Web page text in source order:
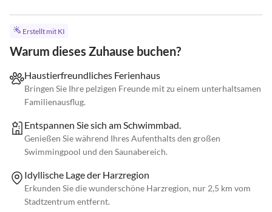
Erstellt mit KI
Warum dieses Zuhause buchen?
Haustierfreundliches Ferienhaus
Bringen Sie Ihre pelzigen Freunde mit zu einem unterhaltsamen
Familienausflug.
Entspannen Sie sich am Schwimmbad.
Genießen Sie während Ihres Aufenthalts den großen
Swimmingpool und den Saunabereich.
Idyllische Lage der Harzregion
Erkunden Sie die wunderschöne Harzregion, nur 2,5 km vom
Stadtzentrum entfernt.